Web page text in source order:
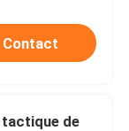
Contact
de